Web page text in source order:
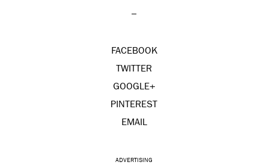
–
FACEBOOK
TWITTER
GOOGLE+
PINTEREST
EMAIL
ADVERTISING